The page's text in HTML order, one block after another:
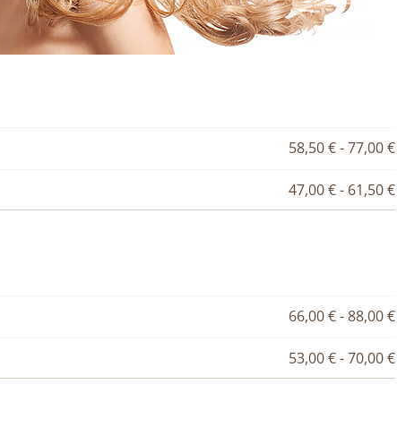
58,50 € - 77,00 €
47,00 € - 61,50 €
66,00 € - 88,00 €
53,00 € - 70,00 €